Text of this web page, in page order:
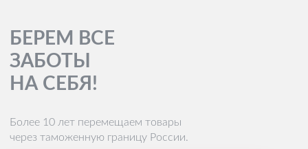
БЕРЕМ ВСЕ
ЗАБОТЫ
НА СЕБЯ!
Более 10 лет перемещаем товары
через таможенную границу России.